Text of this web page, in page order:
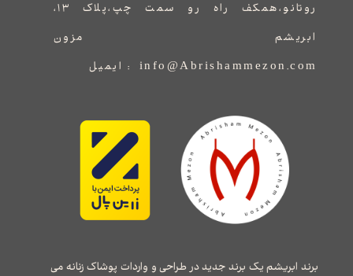
برند ابریشم یک برند جدید در طراحی و واردات پوشاک زنانه می
روتانو،همکف راه رو سمت چپ،پلاک ۱۳،
ابریشم مزون
info@Abrishammezon.com : ایمیل